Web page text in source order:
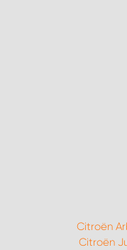
Citroën
Citroën